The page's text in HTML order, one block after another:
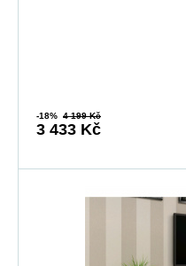
-18% 4 199 Kč
3 433 Kč